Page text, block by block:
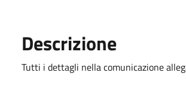
Descrizione
Tutti i dettagli nella comunicazione